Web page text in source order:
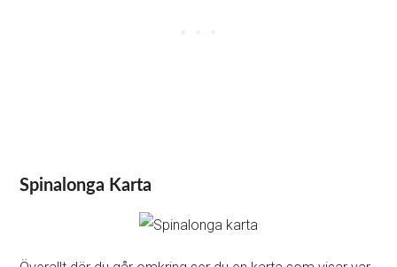
Spinalonga Karta